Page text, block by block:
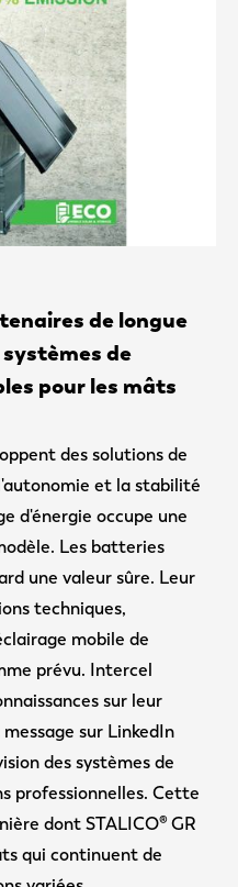
de longue
de
pour les mâts
des solutions de
et la stabilité
d'énergie occupe une
Les batteries
une valeur sûre. Leur
techniques,
mobile de
prévu. Intercel
sur leur
sur LinkedIn
des systèmes de
professionnelles. Cette
dont STALICO® GR
qui continuent de